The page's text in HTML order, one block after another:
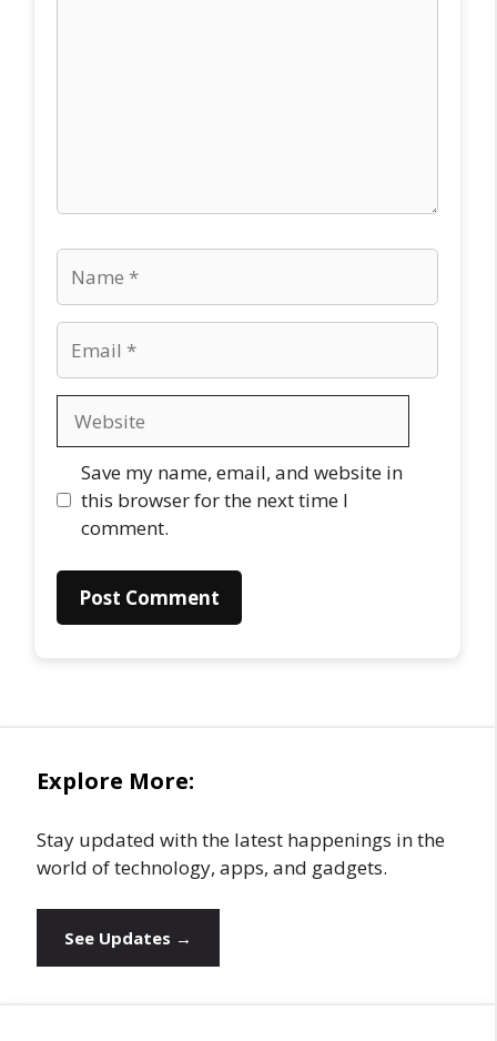
Save my name, email, and website in
this browser for the next time I
comment.
Explore More:
Stay updated with the latest happenings in the
world of technology, apps, and gadgets.
See Updates →